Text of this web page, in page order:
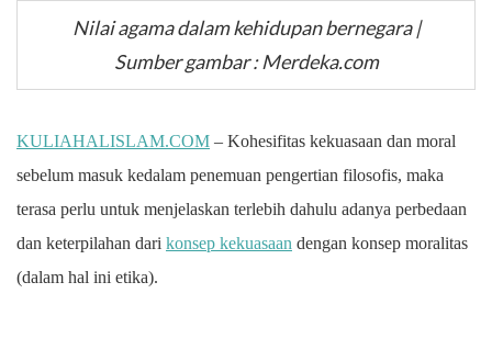
Nilai agama dalam kehidupan bernegara |
Sumber gambar : Merdeka.com
KULIAHALISLAM.COM – Kohesifitas kekuasaan dan moral
sebelum masuk kedalam penemuan pengertian filosofis, maka
terasa perlu untuk menjelaskan terlebih dahulu adanya perbedaan
dan keterpilahan dari konsep kekuasaan dengan konsep moralitas
(dalam hal ini etika).